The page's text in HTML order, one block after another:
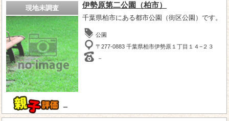
現地未調査
－
伊勢原第二公園（柏市）
千葉県柏市にある都市公園（街区公園）です。
公園
〒277-0883 千葉県柏市伊勢原１丁目１４−２３
－